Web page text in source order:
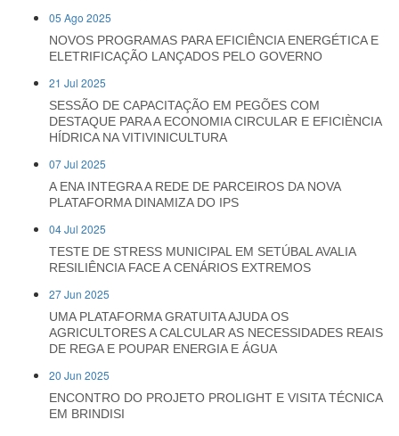
05 Ago 2025
NOVOS PROGRAMAS PARA EFICIÊNCIA ENERGÉTICA E
ELETRIFICAÇÃO LANÇADOS PELO GOVERNO
21 Jul 2025
SESSÃO DE CAPACITAÇÃO EM PEGÕES COM
DESTAQUE PARA A ECONOMIA CIRCULAR E EFICIÈNCIA
HÍDRICA NA VITIVINICULTURA
07 Jul 2025
A ENA INTEGRA A REDE DE PARCEIROS DA NOVA
PLATAFORMA DINAMIZA DO IPS
04 Jul 2025
TESTE DE STRESS MUNICIPAL EM SETÚBAL AVALIA
RESILIÊNCIA FACE A CENÁRIOS EXTREMOS
27 Jun 2025
UMA PLATAFORMA GRATUITA AJUDA OS
AGRICULTORES A CALCULAR AS NECESSIDADES REAIS
DE REGA E POUPAR ENERGIA E ÁGUA
20 Jun 2025
ENCONTRO DO PROJETO PROLIGHT E VISITA TÉCNICA
EM BRINDISI